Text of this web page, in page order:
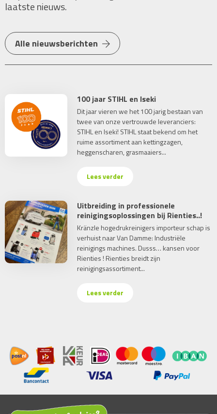
laatste nieuws.
Alle nieuwsberichten
100 jaar STIHL en Iseki
Dit jaar vieren we het 100 jarig bestaan van
twee van onze vertrouwde leveranciers:
STIHL en Iseki! STIHL staat bekend om het
ruime assortiment aan kettingzagen,
heggenscharen, grasmaaiers...
Lees verder
Uitbreiding in professionele
reinigingsoplossingen bij Rienties..!
Kränzle hogedrukreinigers importeur schap is
verhuist naar Van Damme: Industriële
reinigings machines. Dusss… kansen voor
Rienties ! Rienties breidt zijn
reinigingsassortiment...
Lees verder